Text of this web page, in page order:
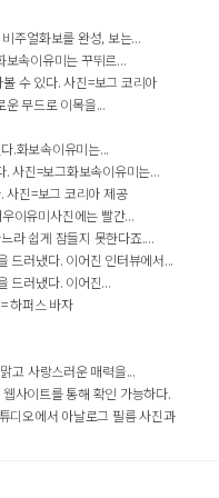
주얼화보를 완성, 보는...
보속이유미는 꾸뛰르...
수 있다. 사진=보그 코리아
운 무드로 이목을...
.화보속이유미는...
사진=보그화보속이유미는...
사진=보그 코리아 제공
이유미사진에는 빨간...
라 쉽게 잠들지 못한다죠....
드러냈다. 이어진 인터뷰에서...
드러냈다. 이어진...
하퍼스 바자
고 사랑스러운 매력을...
사이트를 통해 확인 가능하다.
디오에서 아날로그 필름 사진과